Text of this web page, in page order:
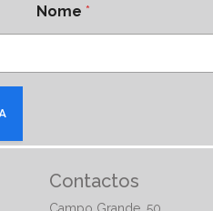
Nome *
Contactos